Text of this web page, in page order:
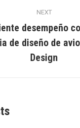
NEXT
Next
post:
desempeño
de diseño de
Design